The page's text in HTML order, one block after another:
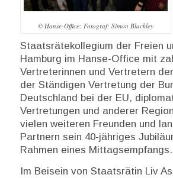
© Hanse-Office; Fotograf: Simon Blackley
Staatsrätekollegium der Freien
Hamburg im Hanse-Office mit
Vertreterinnen und Vertretern
der Ständigen Vertretung der
Deutschland bei der EU,
Vertretungen und anderer
vielen weiteren Freunden und
Partnern sein 40-jähriges
Rahmen eines Mittagsempfangs.
Im Beisein von Staatsrätin Liv